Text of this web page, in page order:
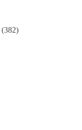
(382)